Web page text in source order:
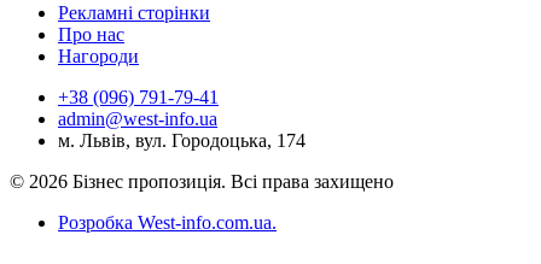
Рекламні сторінки
Про нас
Нагороди
+38 (096) 791-79-41
admin@west-info.ua
м. Львів, вул. Городоцька, 174
© 2026 Бізнес пропозиція. Всі права захищено
Розробка West-info.com.ua.